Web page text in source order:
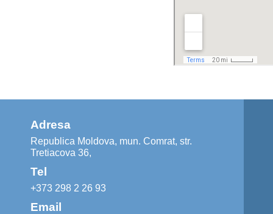
Adresa
Republica Moldova, mun. Comrat, str.
Tretiacova 36,
Tel
+373 298 2 26 93
Email